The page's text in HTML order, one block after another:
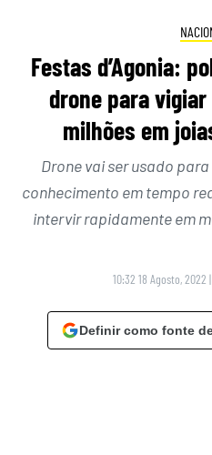
Festas d’Agonia:
drone para
milhões em
Drone vai ser usado
conhecimento em tempo
intervir rapidamente em
10:32 18 Agosto, 2022 |
Definir como fonte